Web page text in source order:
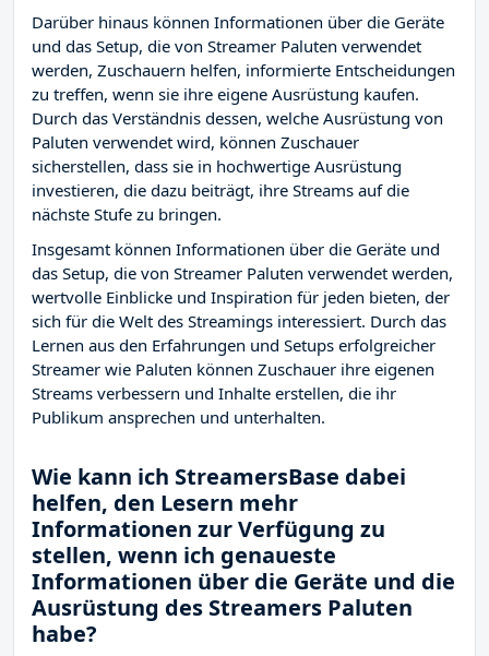
Darüber hinaus können Informationen über die Geräte
und das Setup, die von Streamer Paluten verwendet
werden, Zuschauern helfen, informierte Entscheidungen
zu treffen, wenn sie ihre eigene Ausrüstung kaufen.
Durch das Verständnis dessen, welche Ausrüstung von
Paluten verwendet wird, können Zuschauer
sicherstellen, dass sie in hochwertige Ausrüstung
investieren, die dazu beiträgt, ihre Streams auf die
nächste Stufe zu bringen.
Insgesamt können Informationen über die Geräte und
das Setup, die von Streamer Paluten verwendet werden,
wertvolle Einblicke und Inspiration für jeden bieten, der
sich für die Welt des Streamings interessiert. Durch das
Lernen aus den Erfahrungen und Setups erfolgreicher
Streamer wie Paluten können Zuschauer ihre eigenen
Streams verbessern und Inhalte erstellen, die ihr
Publikum ansprechen und unterhalten.
Wie kann ich StreamersBase dabei
helfen, den Lesern mehr
Informationen zur Verfügung zu
stellen, wenn ich genaueste
Informationen über die Geräte und die
Ausrüstung des Streamers Paluten
habe?